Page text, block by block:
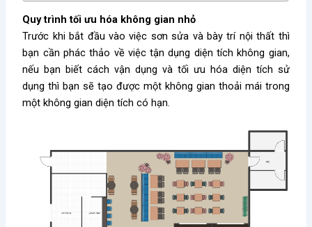
Quy trình tối ưu hóa không gian nhỏ
Trước khi bắt đầu vào việc sơn sửa và bày trí nội thất thì
bạn cần phác thảo về việc tận dụng diện tích không gian,
nếu bạn biết cách vận dụng và tối ưu hóa diện tích sử
dụng thì bạn sẽ tạo được một không gian thoải mái trong
một không gian diện tích có hạn.